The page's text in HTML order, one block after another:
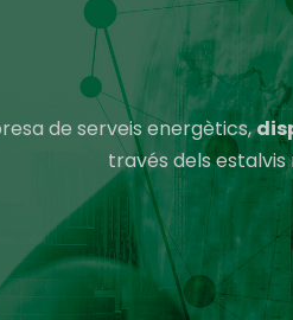
de serveis energètics,
través dels